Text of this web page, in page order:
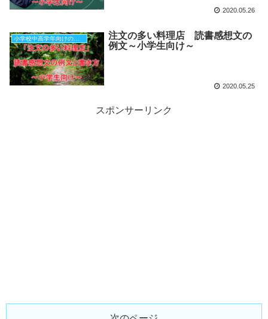
2020.05.26
注文の多い料理店 読書感想文の
例文～小学生向け～
2020.05.25
スポンサーリンク